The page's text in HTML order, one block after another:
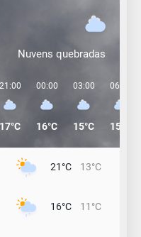
Nuvens quebradas
21:00
17°C
00:00
16°C
03:00
15°C
06:00
15°C
21°C 13°C
16°C 11°C